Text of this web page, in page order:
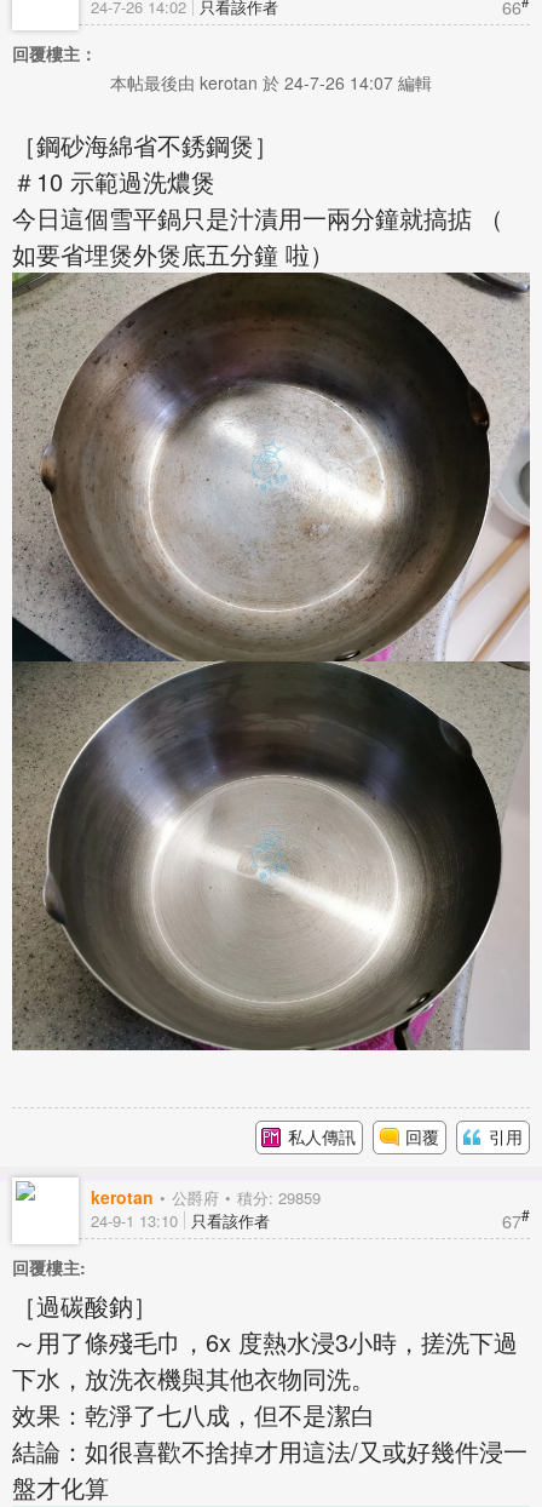
66
24-7-26 14:02 只看該作者
回覆樓主：
本帖最後由 kerotan 於 24-7-26 14:07 編輯
［鋼砂海綿省不銹鋼煲］
＃10 示範過洗燶煲
今日這個雪平鍋只是汁漬用一兩分鐘就搞掂 （
如要省埋煲外煲底五分鐘 啦）
私人傳訊 回覆 引用
kerotan 公爵府 積分: 29859
67#
24-9-1 13:10 只看該作者
回覆樓主:
［過碳酸鈉］
～用了條殘毛巾，6x 度熱水浸3小時，搓洗下過
下水，放洗衣機與其他衣物同洗。
效果：乾淨了七八成，但不是潔白
結論：如很喜歡不捨掉才用這法/又或好幾件浸一
盤才化算